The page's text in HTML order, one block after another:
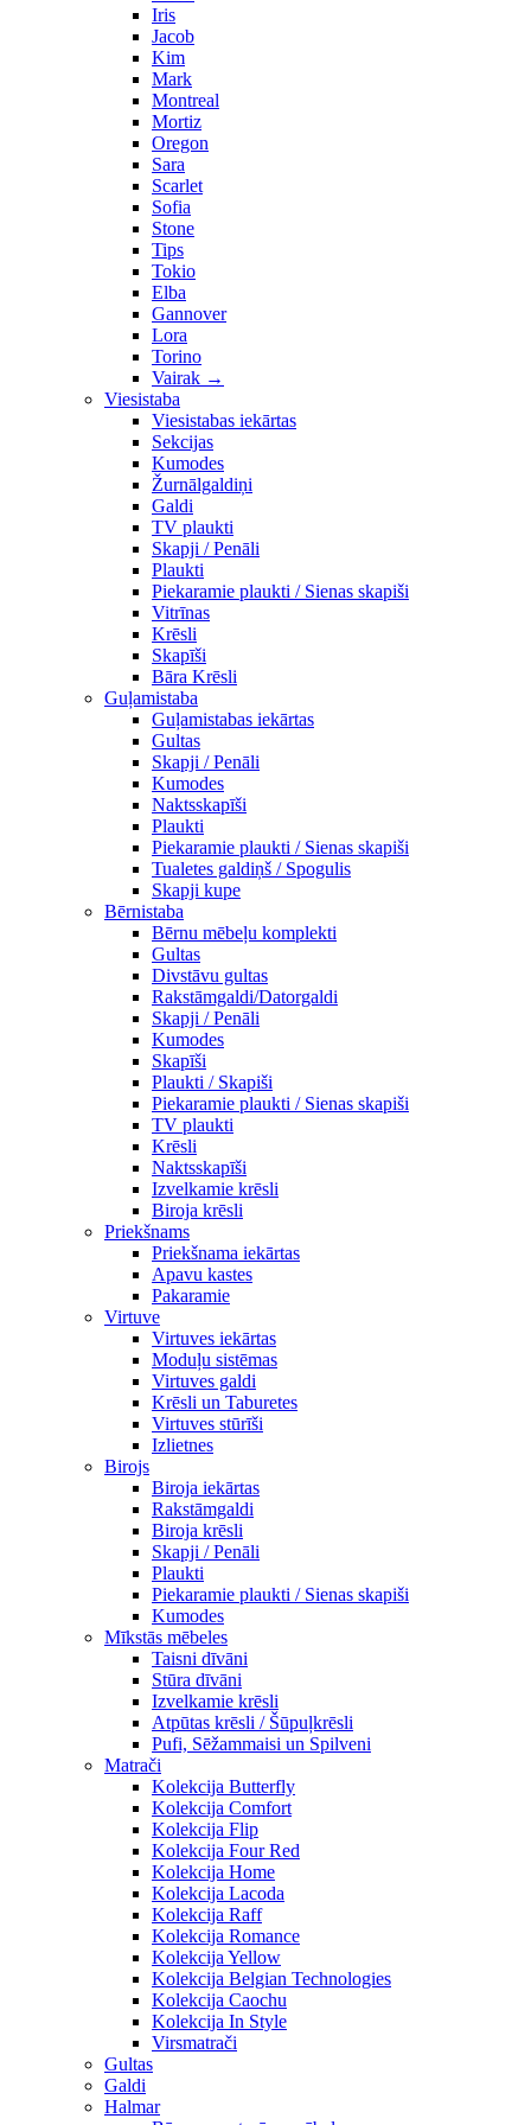
Iris
Jacob
Kim
Mark
Montreal
Mortiz
Oregon
Sara
Scarlet
Sofia
Stone
Tips
Tokio
Elba
Gannover
Lora
Torino
Vairak →
Viesistaba
Viesistabas iekārtas
Sekcijas
Kumodes
Žurnālgaldiņi
Galdi
TV plaukti
Skapji / Penāli
Plaukti
Piekaramie plaukti / Sienas skapiši
Vitrīnas
Krēsli
Skapīši
Bāra Krēsli
Guļamistaba
Guļamistabas iekārtas
Gultas
Skapji / Penāli
Kumodes
Naktsskapīši
Plaukti
Piekaramie plaukti / Sienas skapiši
Tualetes galdiņš / Spogulis
Skapji kupe
Bērnistaba
Bērnu mēbeļu komplekti
Gultas
Divstāvu gultas
Rakstāmgaldi/Datorgaldi
Skapji / Penāli
Kumodes
Skapīši
Plaukti / Skapiši
Piekaramie plaukti / Sienas skapiši
TV plaukti
Krēsli
Naktsskapīši
Izvelkamie krēsli
Biroja krēsli
Priekšnams
Priekšnama iekārtas
Apavu kastes
Pakaramie
Virtuve
Virtuves iekārtas
Moduļu sistēmas
Virtuves galdi
Krēsli un Taburetes
Virtuves stūrīši
Izlietnes
Birojs
Biroja iekārtas
Rakstāmgaldi
Biroja krēsli
Skapji / Penāli
Plaukti
Piekaramie plaukti / Sienas skapiši
Kumodes
Mīkstās mēbeles
Taisni dīvāni
Stūra dīvāni
Izvelkamie krēsli
Atpūtas krēsli / Šūpuļkrēsli
Pufi, Sēžammaisi un Spilveni
Matrači
Kolekcija Butterfly
Kolekcija Comfort
Kolekcija Flip
Kolekcija Four Red
Kolekcija Home
Kolekcija Lacoda
Kolekcija Raff
Kolekcija Romance
Kolekcija Yellow
Kolekcija Belgian Technologies
Kolekcija Caochu
Kolekcija In Style
Virsmatrači
Gultas
Galdi
Halmar